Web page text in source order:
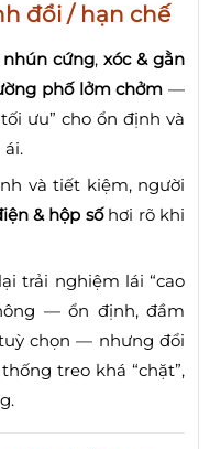
đổi / hạn chế
nhún cứng, xóc & gằn
phố lởm chởm —
ưu” cho ổn định và
ái.
và tiết kiệm, người
& hộp sốhơi rõ khi
trải nghiệm lái “cao
— ổn định, đầm
chọn — nhưng đổi
treo khá “chặt”,